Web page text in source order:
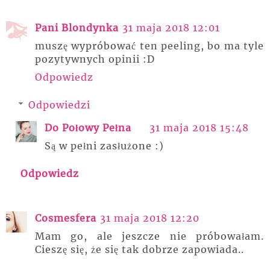
Pani Blondynka 31 maja 2018 12:01
muszę wypróbować ten peeling, bo ma tyle
pozytywnych opinii :D
Odpowiedz
Odpowiedzi
Do Połowy Pełna
31 maja 2018 15:48
Są w pełni zasłużone :)
Odpowiedz
Cosmesfera 31 maja 2018 12:20
Mam go, ale jeszcze nie próbowałam.
Cieszę się, że się tak dobrze zapowiada..